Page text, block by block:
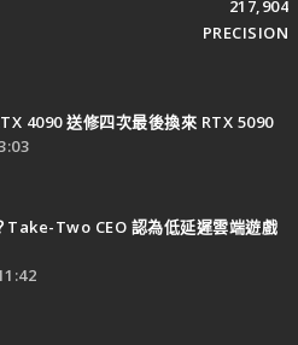
217,904
PRECISION
4090 送修四次最後換來 RTX 5090
Take-Two CEO 認為低延遲雲端遊戲